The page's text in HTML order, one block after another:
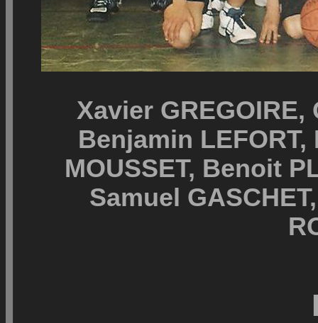
Xavier GREGOIRE,
Benjamin
MOUSSET, Benoit
Samuel